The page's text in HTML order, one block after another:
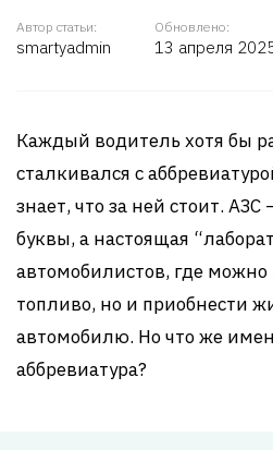
Автор статьи:
smartyadmin
Обновлено:
13 апреля
Каждый водитель хотя бы
сталкивался с
знает, что за ней стоит. АЗС
буквы, а настоящая
автомобилистов, где можно
топливо, но и приобнести
автомобилю. Но что же
аббревиатура?